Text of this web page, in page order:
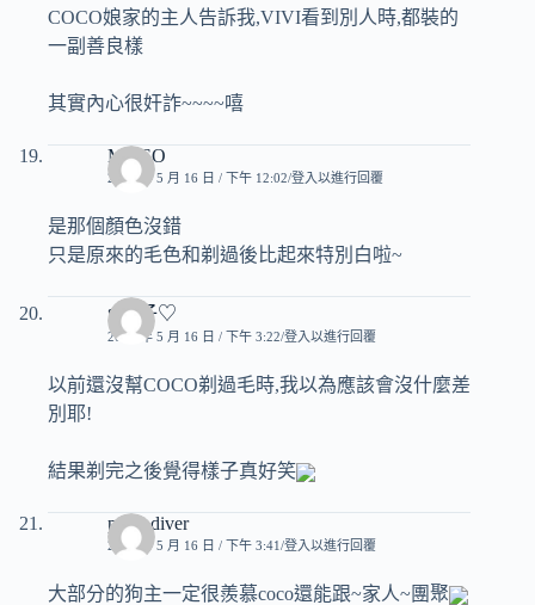
COCO娘家的主人告訴我,VIVI看到別人時,都裝的
一副善良樣
其實內心很奸詐~~~~嘻
MISSO
2007 年 5 月 16 日 / 下午 12:02 登入以進行回覆
是那個顏色沒錯
只是原來的毛色和剃過後比起來特別白啦~
♥玟子♡
2007 年 5 月 16 日 / 下午 3:22 登入以進行回覆
以前還沒幫COCO剃過毛時,我以為應該會沒什麼差
別耶!
結果剃完之後覺得樣子真好笑
pearl-diver
2007 年 5 月 16 日 / 下午 3:41 登入以進行回覆
大部分的狗主一定很羨慕coco還能跟~家人~團聚